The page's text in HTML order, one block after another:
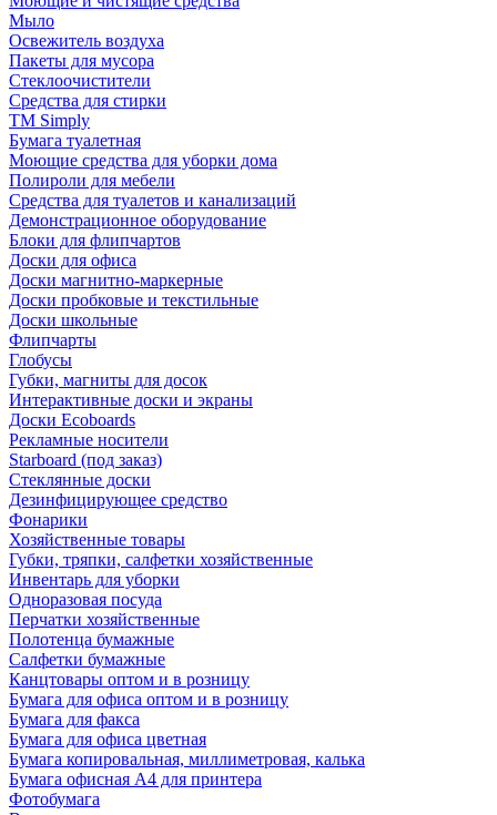
Мыло
Освежитель воздуха
Пакеты для мусора
Стеклоочистители
Средства для стирки
TM Simply
Бумага туалетная
Моющие средства для уборки дома
Полироли для мебели
Средства для туалетов и канализаций
Демонстрационное оборудование
Блоки для флипчартов
Доски для офиса
Доски магнитно-маркерные
Доски пробковые и текстильные
Доски школьные
Флипчарты
Глобусы
Губки, магниты для досок
Интерактивные доски и экраны
Доски Ecoboards
Рекламные носители
Starboard (под заказ)
Стеклянные доски
Дезинфицирующее средство
Фонарики
Хозяйственные товары
Губки, тряпки, салфетки хозяйственные
Инвентарь для уборки
Одноразовая посуда
Перчатки хозяйственные
Полотенца бумажные
Салфетки бумажные
Канцтовары оптом и в розницу
Бумага для офиса оптом и в розницу
Бумага для факса
Бумага для офиса цветная
Бумага копировальная, миллиметровая, калька
Бумага офисная А4 для принтера
Фотобумага